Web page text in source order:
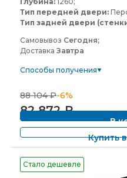
Тип передней двери:
Тип задней двери
Самовывоз Сегодня;
Доставка Завтра
Способы получения
88 104₽-6%
82 872₽
Купить
В
Стало дешевле